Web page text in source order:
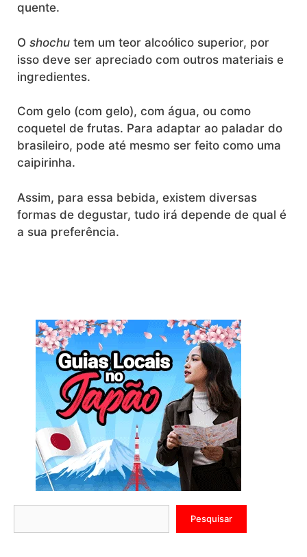
quente.
O shochu tem um teor alcoólico superior, por
isso deve ser apreciado com outros materiais e
ingredientes.
Com gelo (com gelo), com água, ou como
coquetel de frutas. Para adaptar ao paladar do
brasileiro, pode até mesmo ser feito como uma
caipirinha.
Assim, para essa bebida, existem diversas
formas de degustar, tudo irá depende de qual é
a sua preferência.
PesquisarPesquisar